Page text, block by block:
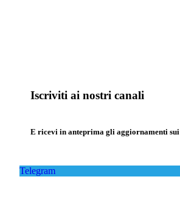
Iscriviti ai nostri canali
E ricevi in anteprima gli aggiornamenti
Telegram